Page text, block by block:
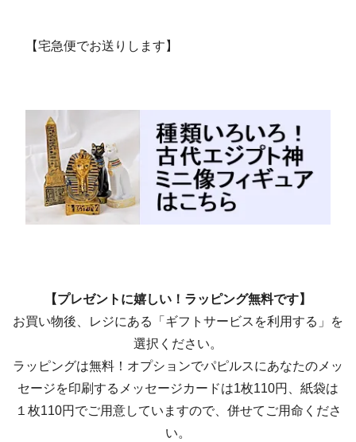
【宅急便でお送りします】
【プレゼントに嬉しい！ラッピング無料です】
お買い物後、レジにある「ギフトサービスを利用する」を
選択ください。
ラッピングは無料！オプションでパピルスにあなたのメッ
セージを印刷するメッセージカードは1枚110円、紙袋は
１枚110円でご用意していますので、併せてご用命くださ
い。